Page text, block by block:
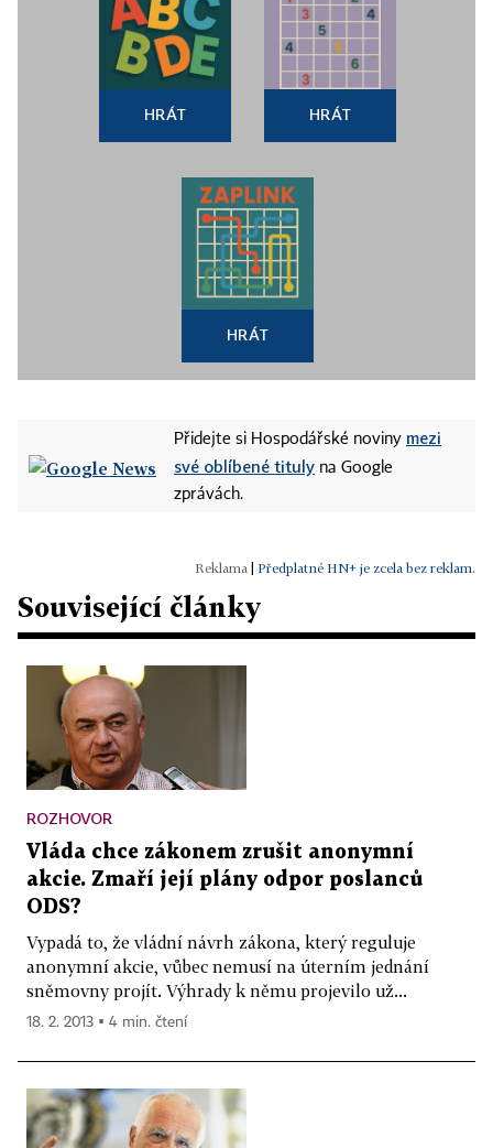
HRÁT HRÁT
HRÁT
Přidejte si Hospodářské noviny mezi
své oblíbené tituly na Google
zprávách.
Předplatné HN+ je zcela bez reklam.
Související články
ROZHOVOR
Vláda chce zákonem zrušit anonymní
akcie. Zmaří její plány odpor poslanců
ODS?
Vypadá to, že vládní návrh zákona, který reguluje
anonymní akcie, vůbec nemusí na úterním jednání
sněmovny projít. Výhrady k němu projevilo už...
18. 2. 2013 ▪ 4 min. čtení